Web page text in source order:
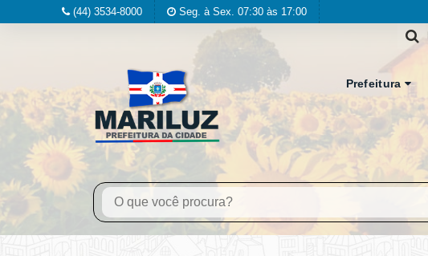
(44) 3534-8000 Seg. à Sex. 07:30 às 17:00
Prefeitura